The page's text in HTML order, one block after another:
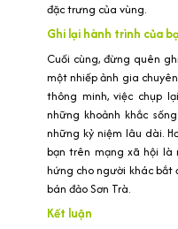
đặc trưng của vùng.
Ghi lại hành trình của
Cuối cùng, đừng quên
một nhiếp ảnh gia
thông minh, việc chụp
những khoảnh khắc
những kỷ niệm lâu dài.
bạn trên mạng xã hội là
hứng cho người khác bắt
bán đảo Sơn Trà.
Kết luận